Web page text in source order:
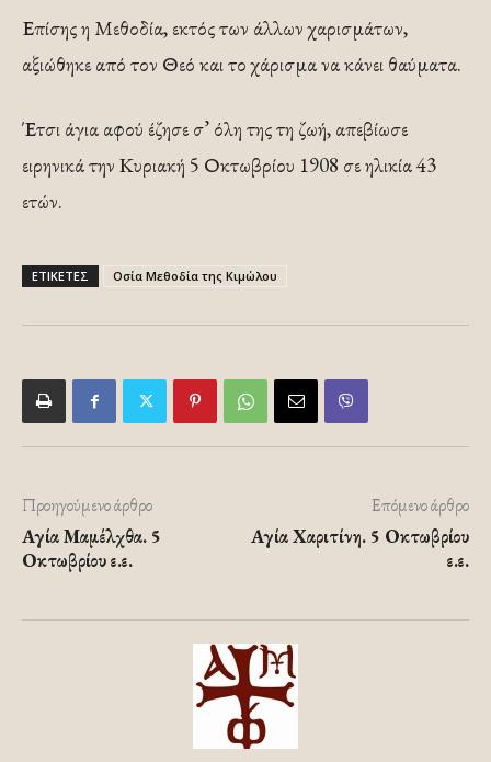
Επίσης η Μεθοδία, εκτός των άλλων χαρισμάτων,
αξιώθηκε από τον Θεό και το χάρισμα να κάνει θαύματα.
Έτσι άγια αφού έζησε σ’ όλη της τη ζωή, απεβίωσε
ειρηνικά την Κυριακή 5 Οκτωβρίου 1908 σε ηλικία 43
ετών.
ΕΤΙΚΕΤΕΣ Οσία Μεθοδία της Κιμώλου
Προηγούμενο άρθρο
Αγία Μαμέλχθα. 5
Οκτωβρίου ε.ε.
Επόμενο άρθρο
Αγία Χαριτίνη. 5 Οκτωβρίου
ε.ε.